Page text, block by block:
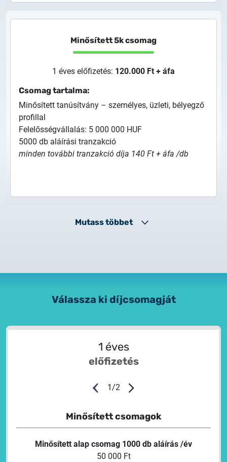
Minősített 5k csomag
1 éves előfizetés: 120.000 Ft + áfa
Csomag tartalma:
Minősített tanúsítvány – személyes, üzleti, bélyegző
profillal
Felelősségvállalás: 5 000 000 HUF
5000 db aláírási tranzakció
minden további tranzakció díja 140 Ft + áfa /db
Mutass többet
Válassza ki díjcsomagját
1 éves
előfizetés
1/2
Minősített csomagok
Minősített alap csomag 1000 db aláírás /év
50 000 Ft